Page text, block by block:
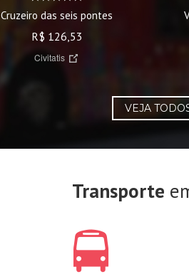
Cruzeiro das seis pontes
R$ 126,53
Civitatis
VEJA
Transporte